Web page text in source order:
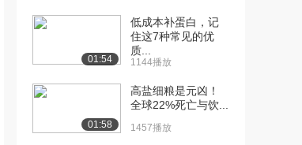
01:54
低成本补蛋白，记
住这7种常见的优
质...
1144播放
01:58
高盐细粮是元凶！
全球22%死亡与饮...
1457播放